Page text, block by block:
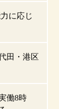
に応じ
田・港区
働8時